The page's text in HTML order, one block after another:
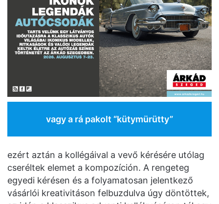
vagy a rá pakolt “kütymürütty”
ezért aztán a kollégáival a vevő kérésére utólag
cseréltek elemet a kompozíción. A rengeteg
egyedi kérésen és a folyamatosan jelentkező
vásárlói kreativitáson felbuzdulva úgy döntöttek,